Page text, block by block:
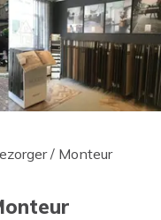
/ Monteur